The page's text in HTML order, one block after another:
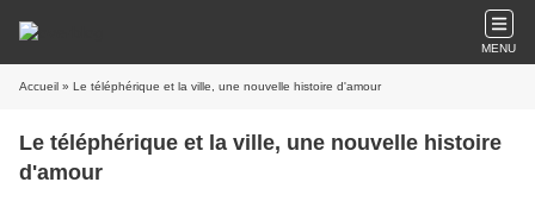
MENU
Accueil » Le téléphérique et la ville, une nouvelle histoire d'amour
Le téléphérique et la ville, une nouvelle histoire
d'amour